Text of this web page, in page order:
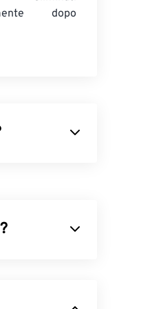
dopo
eccellente